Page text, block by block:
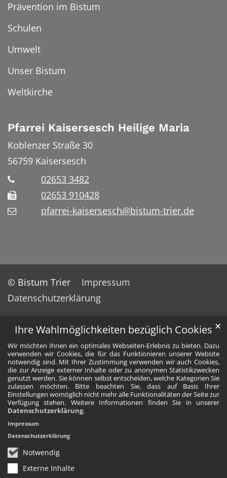
Ihre Wahlmöglichkeiten bezüglich Cookies
Wir möchten Ihnen ein optimales Webseiten-Erlebnis zu bieten. Dazu
verwenden wir Cookies, die für das Funktionieren unserer Website
notwendig sind. Mit Ihrer Zustimmung verwenden wir auch Cookies,
die zur Anzeige externer Inhalte oder zu anonymen Statistikzwecken
genutzt werden. Sie können selbst entscheiden, welche Kategorien Sie
zulassen möchten. Bitte beachten Sie, dass auf Basis Ihrer
Einstellungen womöglich nicht mehr alle Funktionalitäten der Seite zur
Verfügung stehen. Weitere Informationen finden Sie in unserer
Datenschutzerklärung.
Notwendig
Externe Inhalte
✕
Impressum
Datenschutzerklärung
Prävention im Bistum
Schulen
Umwelt
Unser Bistum
Weltkirche
Pfarrei Kaisersesch Heilige Maria
Koblenzer Straße 30
56759 Kaisersesch
02653 3482
02653 910428
pfarrei-kaisersesch@bistum-trier.de
© Bistum Trier
Impressum
Datenschutzerklärung